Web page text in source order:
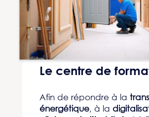
Le centre de
Afin de répondre à la
énergétique, à la